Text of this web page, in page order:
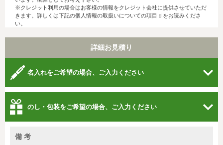
※クレジット利用の場合はお客様の情報をクレジット会社に提供させていただ
きます。詳しくは下記の個人情報の取扱いについての項目ｄをお読みくださ
い。
詳細お見積り
名入れをご希望の場合、ご入力ください
のし・包装をご希望の場合、ご入力ください
備 考